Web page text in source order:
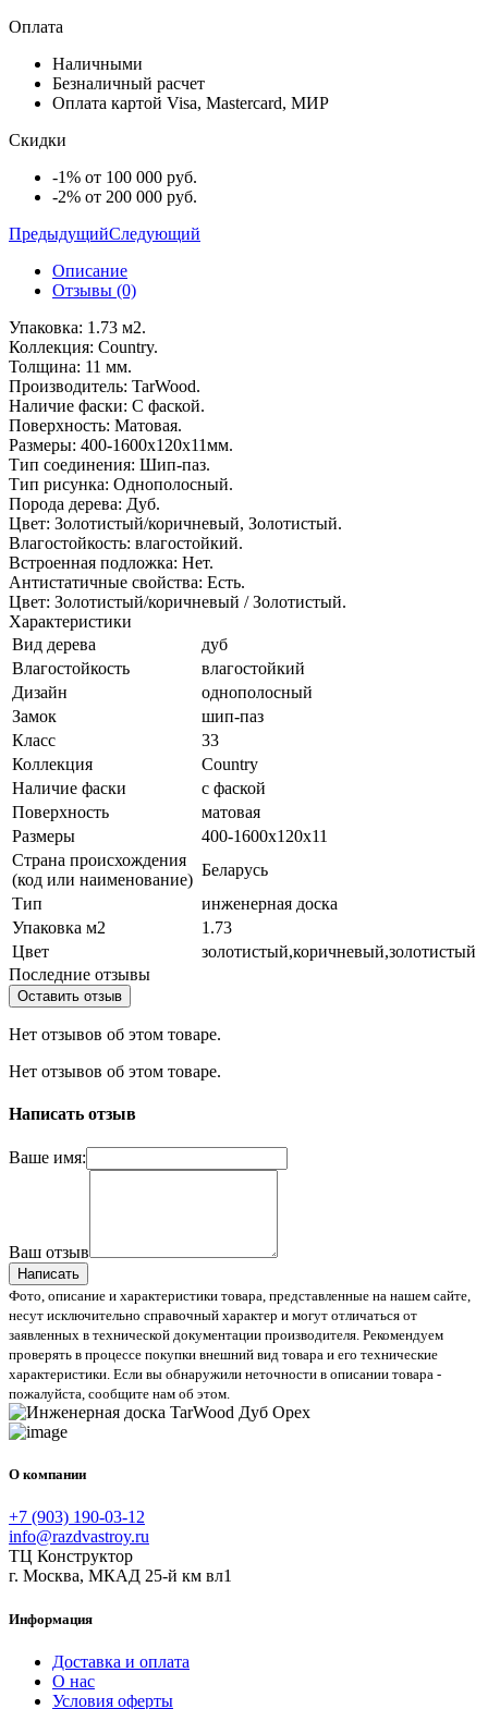
Оплата
Наличными
Безналичный расчет
Оплата картой Visa, Mastercard, МИР
Скидки
-1% от 100 000 руб.
-2% от 200 000 руб.
ПредыдущийСледующий
Описание
Отзывы (0)
Упаковка: 1.73 м2.
Коллекция: Country.
Толщина: 11 мм.
Производитель: TarWood.
Наличие фаски: С фаской.
Поверхность: Матовая.
Размеры: 400-1600x120x11мм.
Тип соединения: Шип-паз.
Тип рисунка: Однополосный.
Порода дерева: Дуб.
Цвет: Золотистый/коричневый, Золотистый.
Влагостойкость: влагостойкий.
Встроенная подложка: Нет.
Антистатичные свойства: Есть.
Цвет: Золотистый/коричневый / Золотистый.
Характеристики
Вид дерева
дуб
Влагостойкость
влагостойкий
Дизайн
однополосный
Замок
шип-паз
Класс
33
Коллекция
Country
Наличие фаски
с фаской
Поверхность
матовая
Размеры
400-1600x120x11
Страна происхождения
(код или наименование)
Беларусь
Тип
инженерная доска
Упаковка м2
1.73
Цвет
золотистый,коричневый,золотистый
Последние отзывы
Оставить отзыв
Нет отзывов об этом товаре.
Нет отзывов об этом товаре.
Написать отзыв
Ваше имя:
Ваш отзыв
Написать
Фото, описание и характеристики товара, представленные на нашем сайте,
несут исключительно справочный характер и могут отличаться от
заявленных в технической документации производителя. Рекомендуем
проверять в процессе покупки внешний вид товара и его технические
характеристики. Если вы обнаружили неточности в описании товара -
пожалуйста, сообщите нам об этом.
О компании
+7 (903) 190-03-12
info@razdvastroy.ru
ТЦ Конструктор
г. Москва, МКАД 25-й км вл1
Информация
Доставка и оплата
О нас
Условия оферты